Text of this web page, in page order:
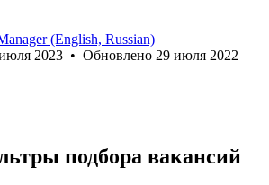
(English, Russian)
2023 • Обновлено 29 июля 2022
подбора вакансий